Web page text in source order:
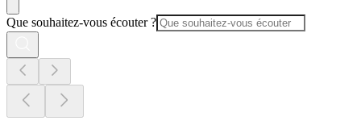
Que souhaitez-vous écouter ?